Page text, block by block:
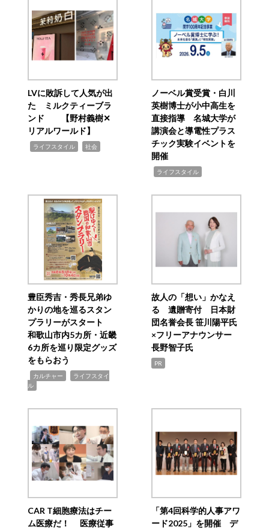
LVに敗訴して人気が出
た ミルクティーブラ
ンド 【野村義樹✕
リアルワールド】
ライフスタイル 社会
ノーベル賞受賞・白川
英樹博士が小中高生を
直接指導 名城大学が
講演会と導電性プラス
チック実験イベントを
開催
ライフスタイル
豊臣秀吉・秀長兄弟ゆ
かりの地を巡るスタン
プラリーがスタート
和歌山市内5カ所・近畿
6カ所を巡り限定グッズ
をもらおう
カルチャー
ライフスタイ
ル
故人の「想い」かなえ
る 遺贈寄付 日本財
団名誉会長 笹川陽平氏
×フリーアナウンサー
長野智子氏
PR
CAR T細胞療法はチー
ム医療だ！ 医療従事
「第4回科学的人事アワ
ード2025」を開催 デ